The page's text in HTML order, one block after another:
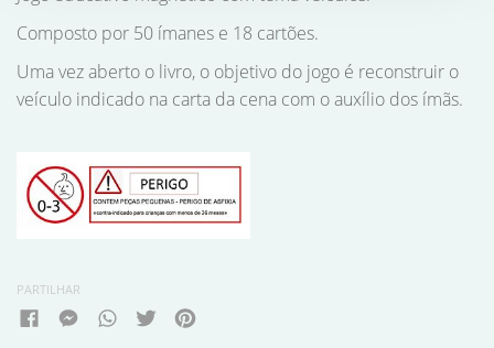
Composto por 50 ímanes e 18 cartões.
Uma vez aberto o livro, o objetivo do jogo é reconstruir o
veículo indicado na carta da cena com o auxílio dos ímãs.
PARTILHAR